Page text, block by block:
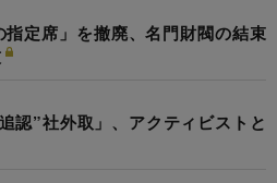
定席」を撤廃、名門財閥の結束
認”社外取」、アクティビストと